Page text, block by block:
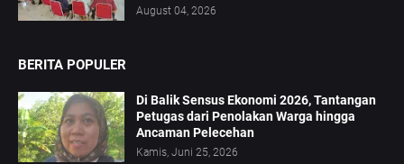
August 04, 2026
BERITA POPULER
Di Balik Sensus Ekonomi 2026, Tantangan
Petugas dari Penolakan Warga hingga
Ancaman Pelecehan
Kamis, Juni 25, 2026